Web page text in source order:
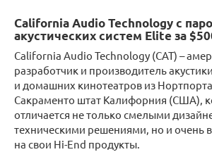
California Audio Technology с
акустических систем Elite за
California Audio Technology (CAT) –
разработчик и производитель
и домашних кинотеатров из
Сакраменто штат Калифорния (США),
отличается не только смелыми
техническими решениями, но и очень
на свои Hi-End продукты.